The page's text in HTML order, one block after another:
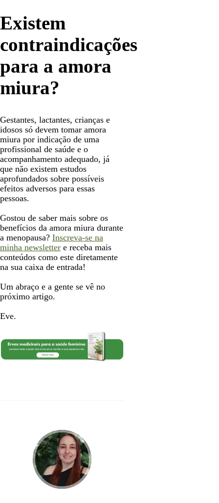
Existem
contraindicações
para a amora
miura?
Gestantes, lactantes, crianças e
idosos só devem tomar amora
miura por indicação de uma
profissional de saúde e o
acompanhamento adequado, já
que não existem estudos
aprofundados sobre possíveis
efeitos adversos para essas
pessoas.
Gostou de saber mais sobre os
benefícios da amora miura durante
a menopausa? Inscreva-se na
minha newsletter e receba mais
conteúdos como este diretamente
na sua caixa de entrada!
Um abraço e a gente se vê no
próximo artigo.
Eve.